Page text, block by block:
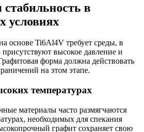
в
условиях
основе Ti6Al4V требует среды, в
высокое давление и
форма должна действовать
на этом этапе.
температурах
материалы часто размягчаются
необходимых для спекания
графит сохраняет свою